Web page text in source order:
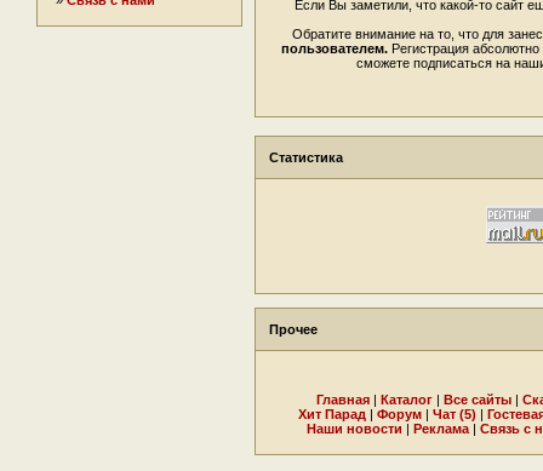
Если Вы заметили, что какой-то сайт
Обратите внимание на то, что для
пользователем.Регистрация
сможете подписаться на
Статистика
Прочее
Главная| Каталог| Все сайты|
Хит Парад | Форум| Чат (5) |
Наши новости | Реклама| Связь с